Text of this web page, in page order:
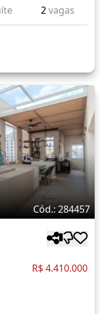
2vagas
Cód.: 284457
R$ 4.410.000